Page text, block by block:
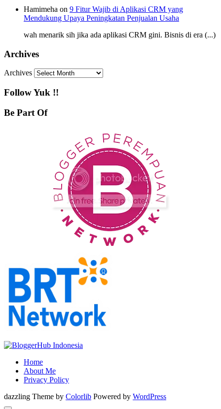
Hamimeha on 9 Fitur Wajib di Aplikasi CRM yang
Mendukung Upaya Peningkatan Penjualan Usaha
wah menarik sih jika ada aplikasi CRM gini. Bisnis di era (...)
Archives
Archives
Follow Yuk !!
Be Part Of
Home
About Me
Privacy Policy
dazzling Theme by Colorlib Powered by WordPress